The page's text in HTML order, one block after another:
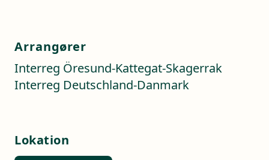
Arrangører
Interreg Öresund-Kattegat-Skagerrak
Interreg Deutschland-Danmark
Lokation